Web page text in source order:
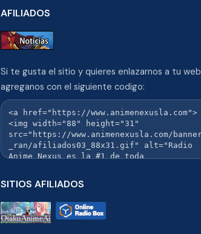
AFILIADOS
Si te gusta el sitio y quieres enlazarnos a tu web
agreganos con el siguiente codigo:
SITIOS AFILIADOS